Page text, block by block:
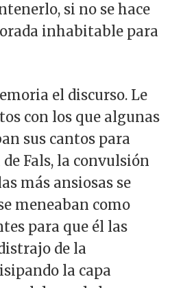
si no se hace
inhabitable para
el discurso. Le
con los que algunas
sus cantos para
Fals, la convulsión
más ansiosas se
meneaban como
para que él las
de la
la capa